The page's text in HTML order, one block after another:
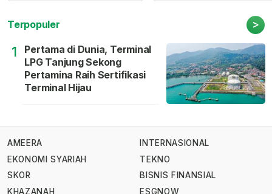
Terpopuler >
1
Pertama di Dunia, Terminal
LPG Tanjung Sekong
Pertamina Raih Sertifikasi
Terminal Hijau
AMEERA
EKONOMI SYARIAH
SKOR
KHAZANAH
INTERNASIONAL
TEKNO
BISNIS FINANSIAL
ESGNOW